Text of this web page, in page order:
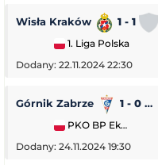
Wisła Kraków 1 - 1
1. Liga Polska
Dodany: 22.11.2024 22:30
Górnik Zabrze 1 - 0
PKO BP Ekstraklasa
Dodany: 24.11.2024 19:30